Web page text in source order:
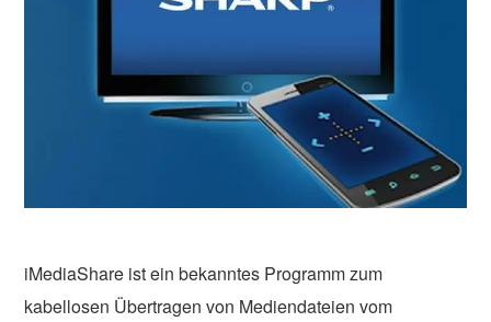
iMediaShare ist ein bekanntes Programm zum
kabellosen Übertragen von Mediendateien vom